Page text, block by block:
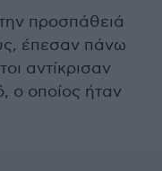
προσπάθειά
έπεσαν πάνω
αντίκρισαν
ο οποίος ήταν